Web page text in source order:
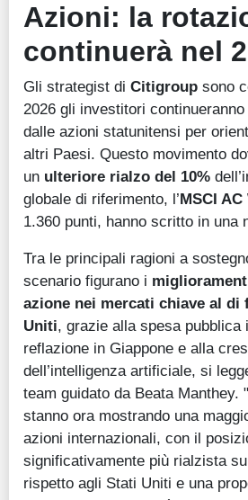
Azioni: la
continuerà nel
Gli strategist di Citigroup sono
2026 gli investitori
dalle azioni statunitensi per
altri Paesi. Questo movimento
un ulteriore rialzo del 10%
globale di riferimento, l’MSCI
1.360 punti, hanno scritto in una
Tra le principali ragioni a
scenario figurano i
azione nei mercati chiave al di
Uniti, grazie alla spesa pubblica
reflazione in Giappone e alla
dell’intelligenza artificiale, si
team guidato da Beata Manthey.
stanno ora mostrando una
azioni internazionali, con il
significativamente più rialzista
rispetto agli Stati Uniti e una